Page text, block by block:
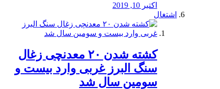
اکتبر 10, 2019
اشتغال
کشته شدن ۲۰ معدنچی زغال
سنگ البرز غربی وارد بیست و
سومین سال شد